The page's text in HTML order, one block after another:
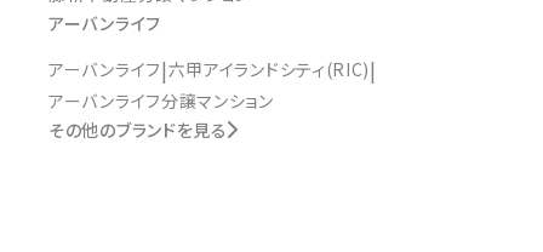
アーバンライフ
アーバンライフ 六甲アイランドシティ(RIC)
アーバンライフ分譲マンション
その他のブランドを見る